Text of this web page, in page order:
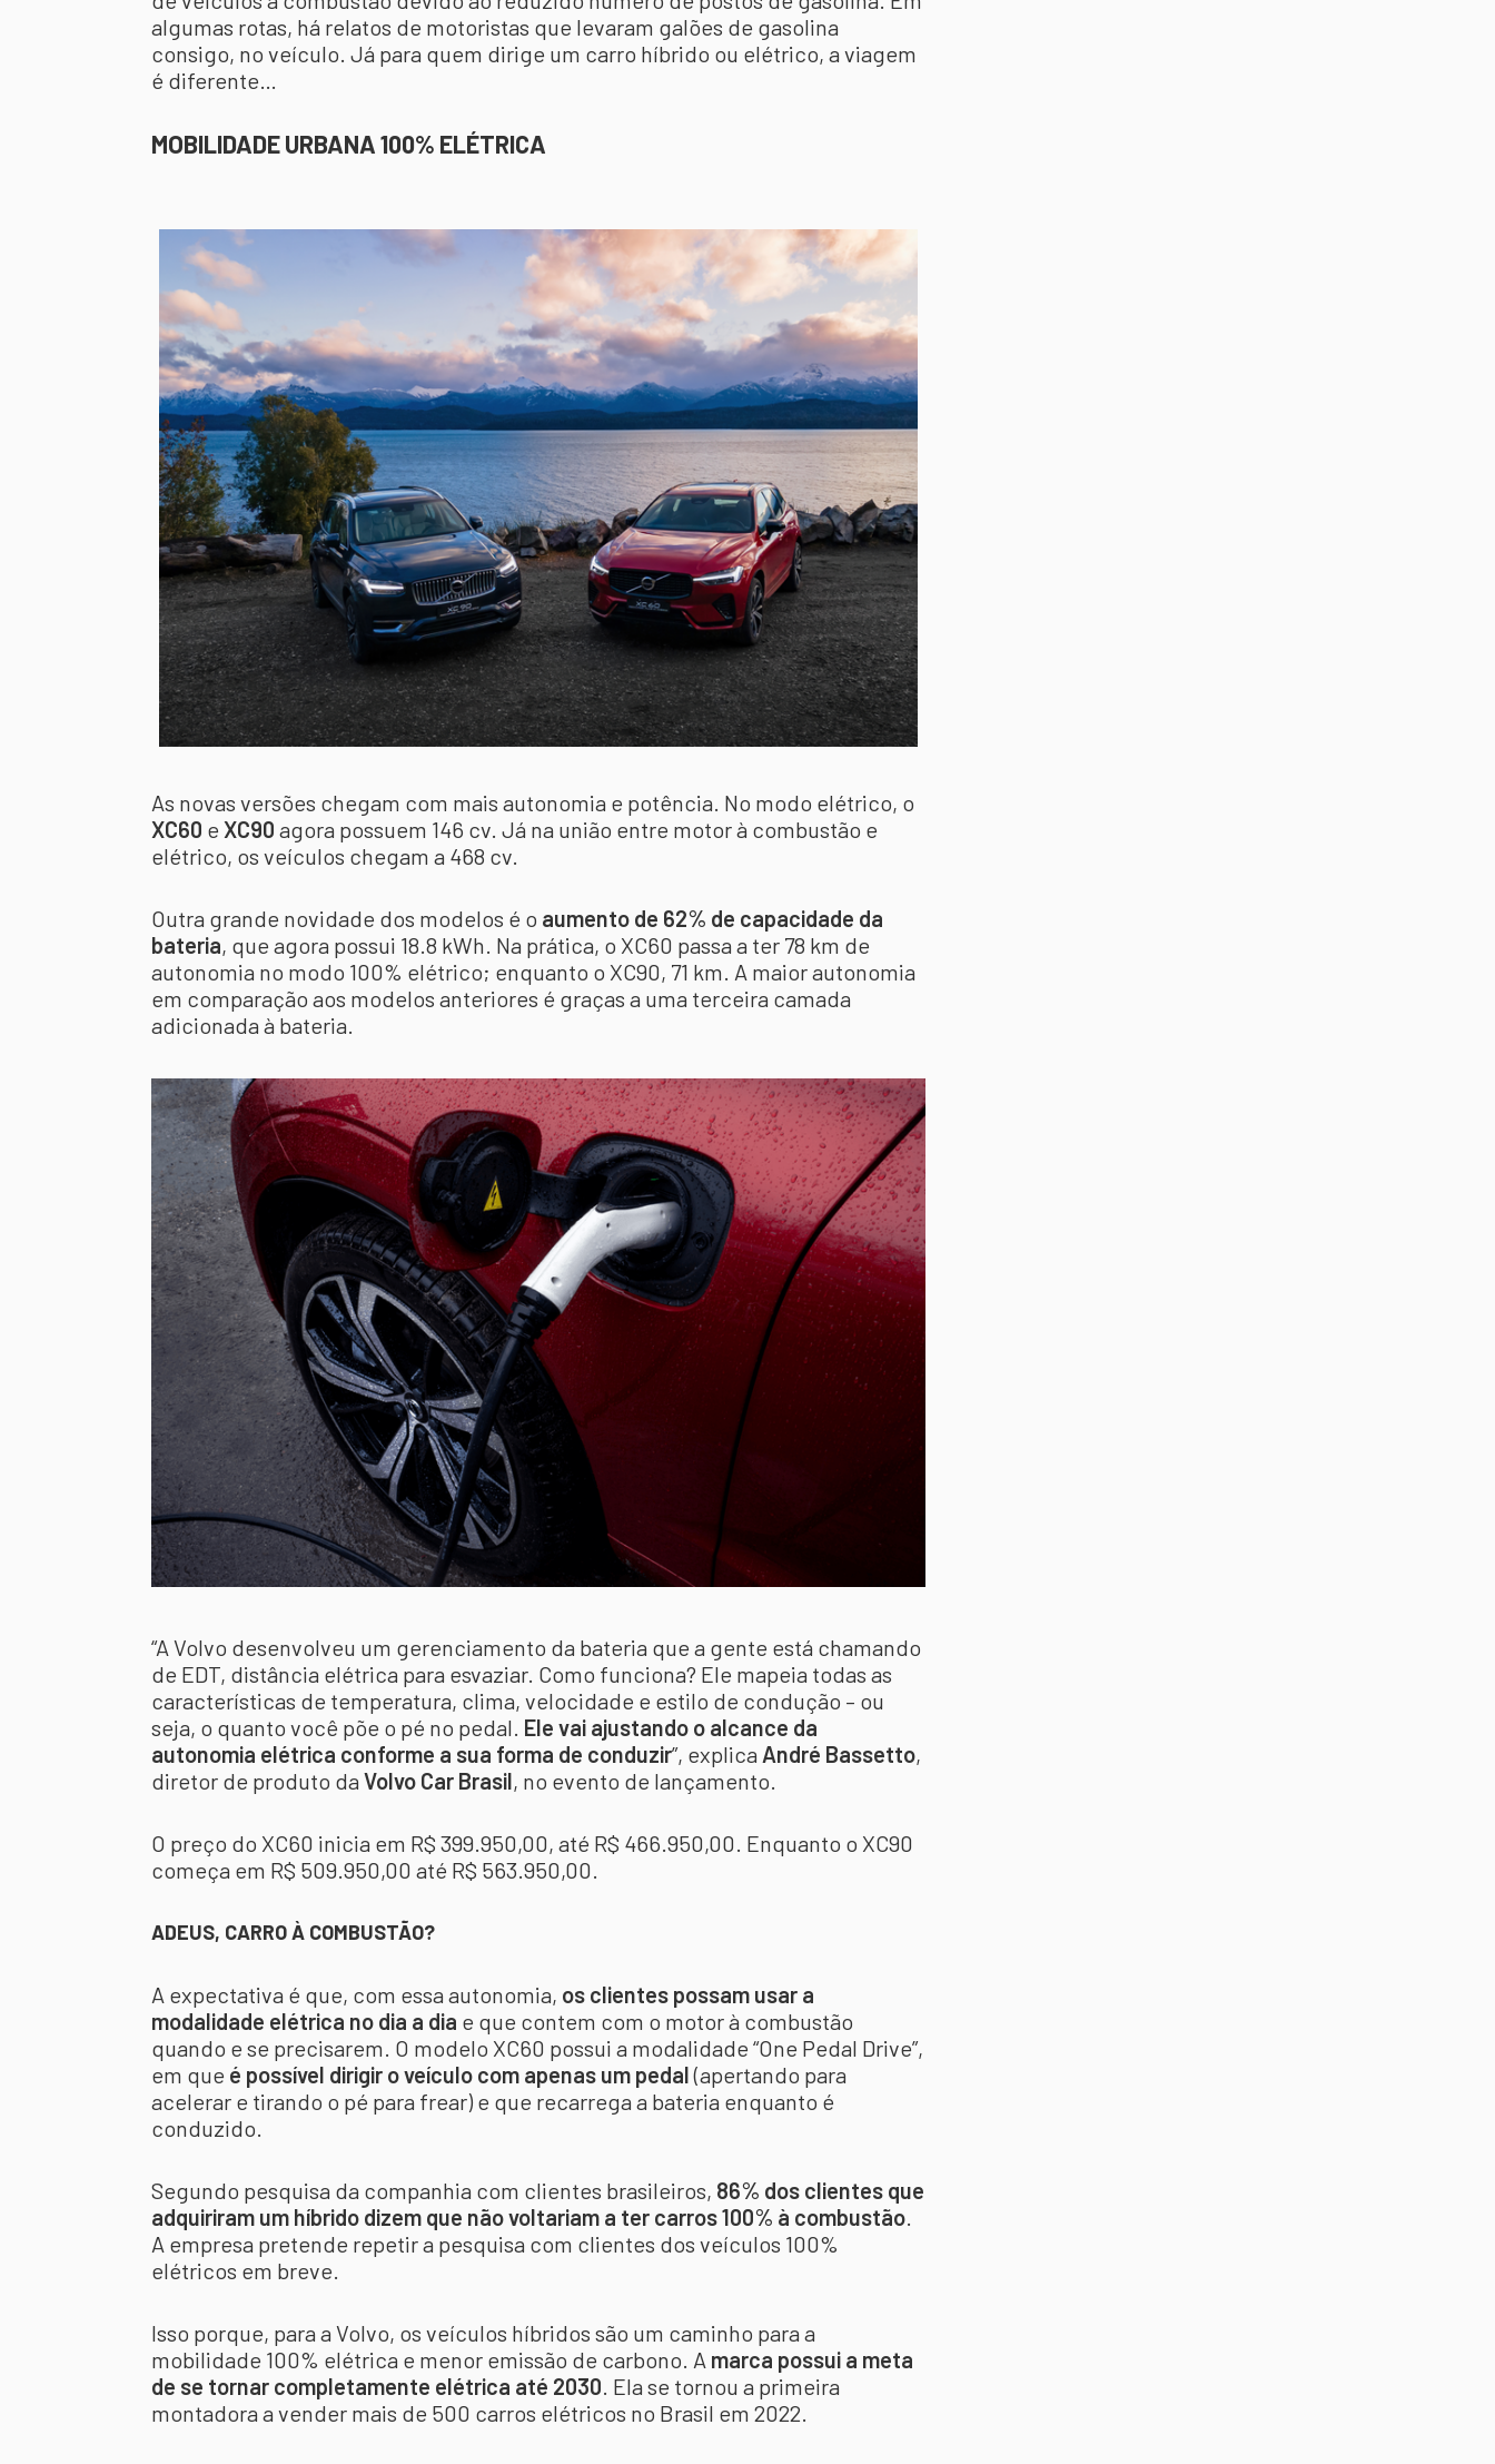
algumas rotas, há relatos de motoristas que levaram galões de gasolina
consigo, no veículo. Já para quem dirige um carro híbrido ou elétrico, a viagem
é diferente…
MOBILIDADE URBANA 100% ELÉTRICA
As novas versões chegam com mais autonomia e potência. No modo elétrico, o
XC60 e XC90 agora possuem 146 cv. Já na união entre motor à combustão e
elétrico, os veículos chegam a 468 cv.
Outra grande novidade dos modelos é o aumento de 62% de capacidade da
bateria, que agora possui 18.8 kWh. Na prática, o XC60 passa a ter 78 km de
autonomia no modo 100% elétrico; enquanto o XC90, 71 km. A maior autonomia
em comparação aos modelos anteriores é graças a uma terceira camada
adicionada à bateria.
“A Volvo desenvolveu um gerenciamento da bateria que a gente está chamando
de EDT, distância elétrica para esvaziar. Como funciona? Ele mapeia todas as
características de temperatura, clima, velocidade e estilo de condução – ou
seja, o quanto você põe o pé no pedal. Ele vai ajustando o alcance da
autonomia elétrica conforme a sua forma de conduzir”, explica André Bassetto,
diretor de produto da Volvo Car Brasil, no evento de lançamento.
O preço do XC60 inicia em R$ 399.950,00, até R$ 466.950,00. Enquanto o XC90
começa em R$ 509.950,00 até R$ 563.950,00.
ADEUS, CARRO À COMBUSTÃO?
A expectativa é que, com essa autonomia, os clientes possam usar a
modalidade elétrica no dia a dia e que contem com o motor à combustão
quando e se precisarem. O modelo XC60 possui a modalidade “One Pedal Drive”,
em que é possível dirigir o veículo com apenas um pedal(apertando para
acelerar e tirando o pé para frear) e que recarrega a bateria enquanto é
conduzido.
Segundo pesquisa da companhia com clientes brasileiros, 86% dos clientes que
adquiriram um híbrido dizem que não voltariam a ter carros 100% à combustão.
A empresa pretende repetir a pesquisa com clientes dos veículos 100%
elétricos em breve.
Isso porque, para a Volvo, os veículos híbridos são um caminho para a
mobilidade 100% elétrica e menor emissão de carbono. A marca possui a meta
de se tornar completamente elétrica até 2030. Ela se tornou a primeira
montadora a vender mais de 500 carros elétricos no Brasil em 2022.